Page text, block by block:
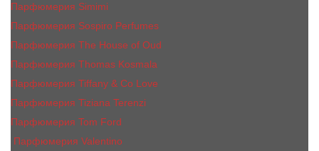
Парфюмерия Simimi
Парфюмерия Sospiro Perfumes
Парфюмерия The House of Oud
Парфюмерия Thomas Kosmala
Парфюмерия Tiffany & Co Love
Парфюмерия Tiziana Terenzi
Парфюмерия Tom Ford
Парфюмерия Valentino